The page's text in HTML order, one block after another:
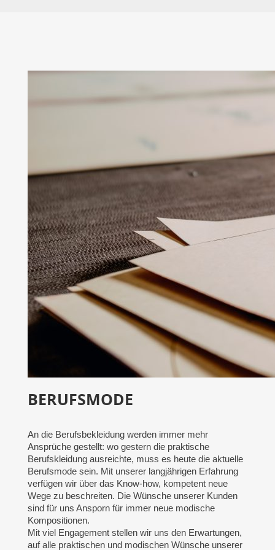
BERUFSMODE
An die Berufsbekleidung werden immer mehr
Ansprüche gestellt: wo gestern die praktische
Berufskleidung ausreichte, muss es heute die aktuelle
Berufsmode sein. Mit unserer langjährigen Erfahrung
verfügen wir über das Know-how, kompetent neue
Wege zu beschreiten. Die Wünsche unserer Kunden
sind für uns Ansporn für immer neue modische
Kompositionen.
Mit viel Engagement stellen wir uns den Erwartungen,
auf alle praktischen und modischen Wünsche unserer